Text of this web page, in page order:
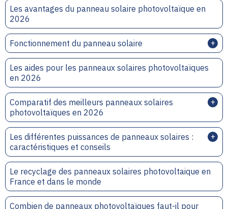
Les avantages du panneau solaire photovoltaïque en
2026
Fonctionnement du panneau solaire
Les aides pour les panneaux solaires photovoltaïques
en 2026
Comparatif des meilleurs panneaux solaires
photovoltaïques en 2026
Les différentes puissances de panneaux solaires :
caractéristiques et conseils
Le recyclage des panneaux solaires photovoltaique en
France et dans le monde
Combien de panneaux photovoltaïques faut-il pour